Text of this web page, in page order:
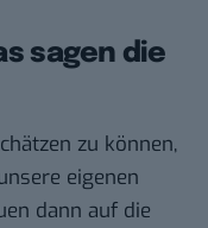
sagen die
zu können,
eigenen
dann auf die